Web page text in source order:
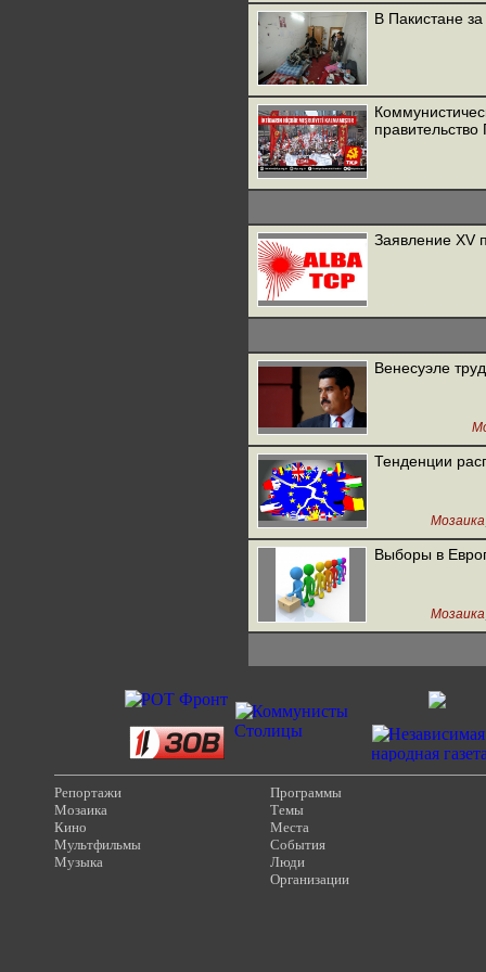
В Пакистане за
Заявление XV
Венесуэле
Тенденции
Мозаика
Выборы в
Мозаика
Репортажи
Мозаика
Кино
Мультфильмы
Музыка
Программы
Темы
Места
События
Люди
Организации